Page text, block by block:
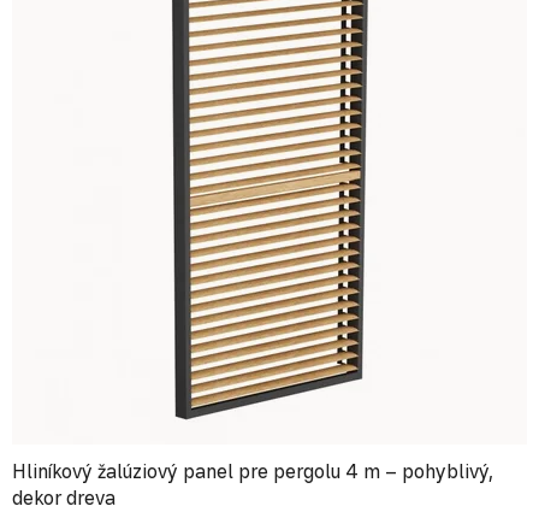
Hliníkový žalúziový panel pre pergolu 4 m – pohyblivý,
dekor dreva